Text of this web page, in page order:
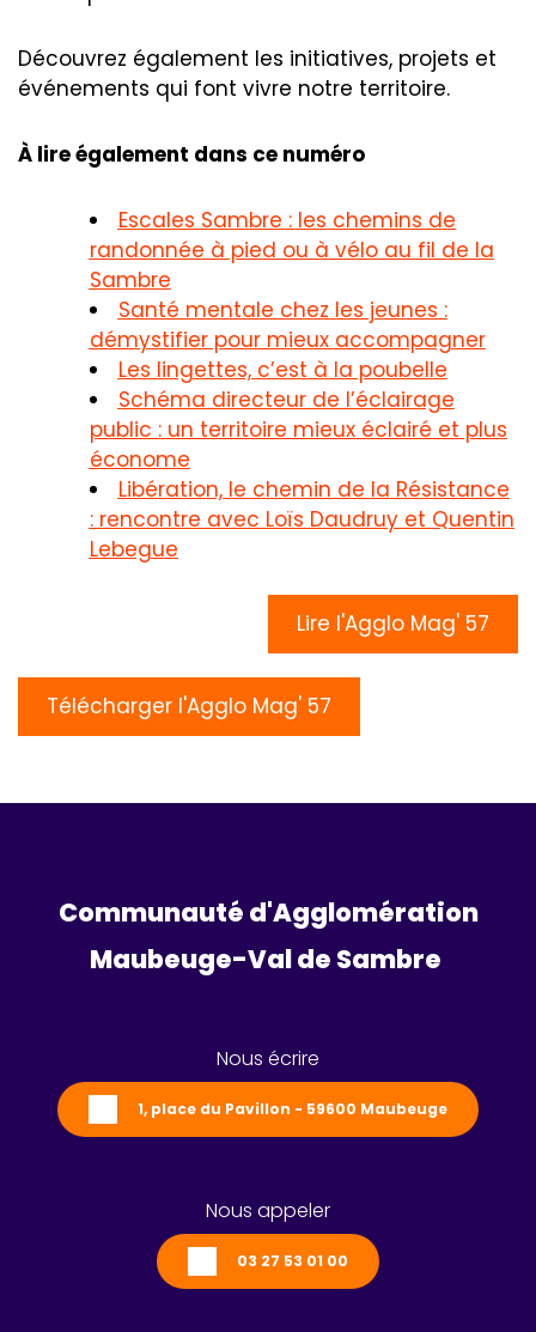
Découvrez également les initiatives, projets et
événements qui font vivre notre territoire.
À lire également dans ce numéro
Escales Sambre : les chemins de
randonnée à pied ou à vélo au fil de la
Sambre
Santé mentale chez les jeunes :
démystifier pour mieux accompagner
Les lingettes, c’est à la poubelle
Schéma directeur de l’éclairage
public : un territoire mieux éclairé et plus
économe
Libération, le chemin de la Résistance
: rencontre avec Loïs Daudruy et Quentin
Lebegue
Lire l'Agglo Mag' 57
Télécharger l'Agglo Mag' 57
Communauté d'Agglomération
Maubeuge-Val de Sambre
Nous écrire
1, place du Pavillon - 59600 Maubeuge
Nous appeler
03 27 53 01 00